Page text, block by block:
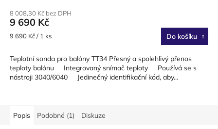
8 008,30 Kč bez DPH
9 690 Kč
Měrná
9 690 Kč / 1 ks Do košíku
Teplotní sonda pro balóny TT34 Přesný a spolehlivý přenos
teploty balónu Integrovaný snímač teploty Používá se s
nástroji 3040/6040 Jedinečný identifikační kód, aby...
Popis Podobné (1) Diskuze